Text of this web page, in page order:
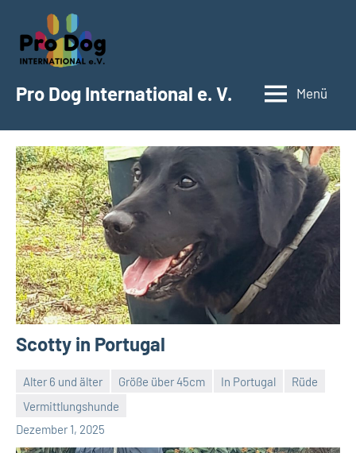
Inhalt
springen
Pro Dog International e. V. Menü
Scotty in Portugal
Alter 6 und älter Größe über 45cm In Portugal
Rüde
Vermittlungshunde
Dezember 1, 2025
Petra